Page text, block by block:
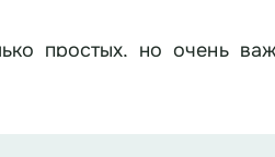
простых, но очень